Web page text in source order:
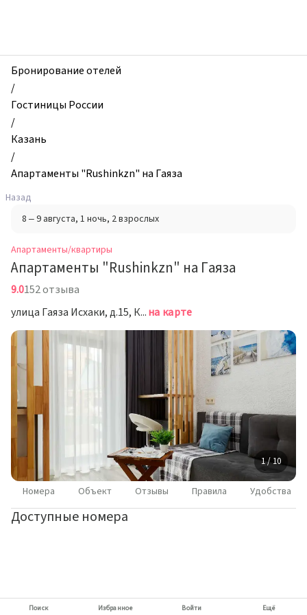
и
квартиры,
Апартаменты
"Rushinkzn"
на
Гаяза,
Казань,
Россия
Бронирование отелей
/
Гостиницы России
/
Казань
/
Апартаменты "Rushinkzn" на Гаяза
Назад
8 – 9 августа, 1 ночь, 2 взрослых
Апартаменты/квартиры
Апартаменты "Rushinkzn" на Гаяза
9.0152 отзыва
улица Гаяза Исхаки, д.15, Казаньна карте
1 / 10
Номера Объект Отзывы Правила Удобства
Доступные номера
Поиск Избранное Войти Ещё